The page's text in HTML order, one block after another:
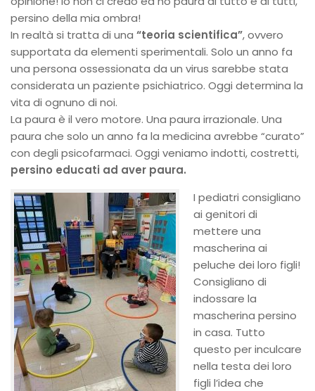
persino della mia ombra!
In realtà si tratta di una “teoria scientifica”, ovvero
supportata da elementi sperimentali. Solo un anno fa
una persona ossessionata da un virus sarebbe stata
considerata un paziente psichiatrico. Oggi determina la
vita di ognuno di noi.
La paura è il vero motore. Una paura irrazionale. Una
paura che solo un anno fa la medicina avrebbe “curato”
con degli psicofarmaci. Oggi veniamo indotti, costretti,
persino educati ad aver paura.
I pediatri consigliano
ai genitori di
mettere una
mascherina ai
peluche dei loro figli!
Consigliano di
indossare la
mascherina persino
in casa. Tutto
questo per inculcare
nella testa dei loro
figli l’idea che